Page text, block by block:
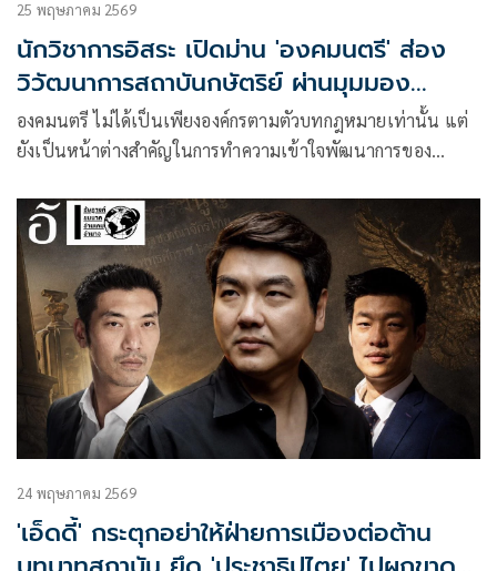
25 พฤษภาคม 2569
นักวิชาการอิสระ เปิดม่าน 'องคมนตรี' ส่อง
วิวัฒนาการสถาบันกษัตริย์ ผ่านมุมมอง
รัฐธรรมนูญ
องคมนตรี ไม่ได้เป็นเพียงองค์กรตามตัวบทกฎหมายเท่านั้น แต่
ยังเป็นหน้าต่างสำคัญในการทำความเข้าใจพัฒนาการของ
24 พฤษภาคม 2569
'เอ็ดดี้' กระตุกอย่าให้ฝ่ายการเมืองต่อต้าน